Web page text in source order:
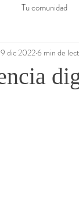
Tu comunidad
dic 20226 min de